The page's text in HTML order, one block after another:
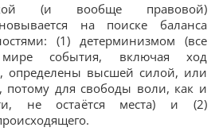
(и вообще правовой)
на поиске баланса
(1) детерминизмом (все
события, включая ход
определены высшей силой, или
для свободы воли, как и
не остаётся места) и (2)